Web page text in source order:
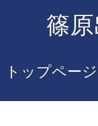
篠
トップページ